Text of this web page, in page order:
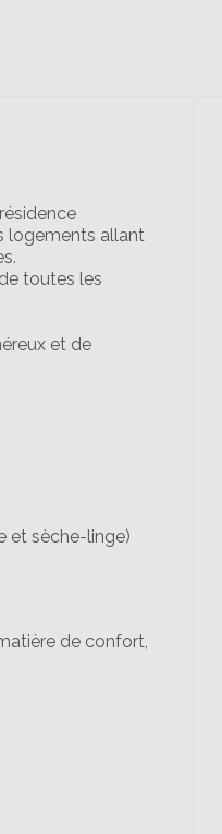
logements allant
toutes les
et de
et sèche-linge)
de confort,